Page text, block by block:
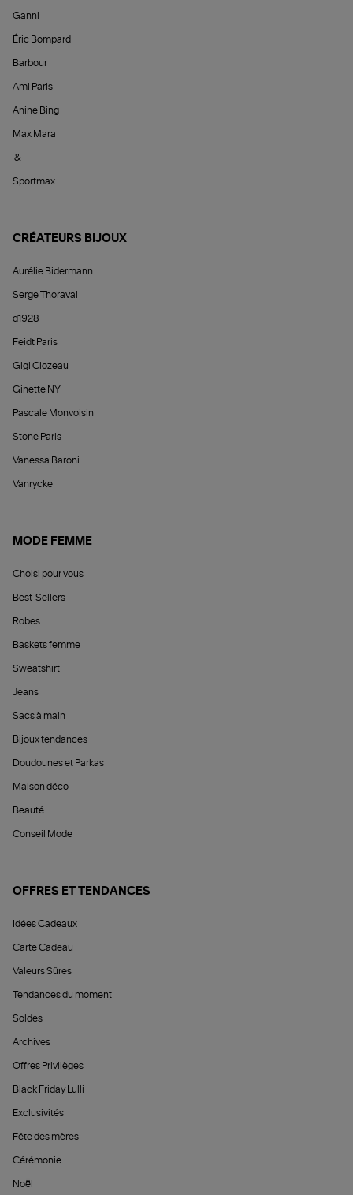
Ganni
Éric Bompard
Barbour
Ami Paris
Anine Bing
Max Mara
&
Sportmax
CRÉATEURS BIJOUX
Aurélie Bidermann
Serge Thoraval
d1928
Feidt Paris
Gigi Clozeau
Ginette NY
Pascale Monvoisin
Stone Paris
Vanessa Baroni
Vanrycke
MODE FEMME
Choisi pour vous
Best-Sellers
Robes
Baskets femme
Sweatshirt
Jeans
Sacs à main
Bijoux tendances
Doudounes et Parkas
Maison déco
Beauté
Conseil Mode
OFFRES ET TENDANCES
Idées Cadeaux
Carte Cadeau
Valeurs Sûres
Tendances du moment
Soldes
Archives
Offres Privilèges
Black Friday Lulli
Exclusivités
Fête des mères
Cérémonie
Noël